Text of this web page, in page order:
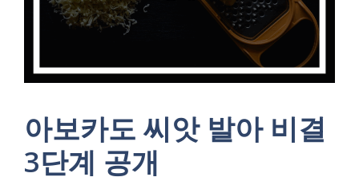
아보카도 씨앗 발아 비결
3단계 공개